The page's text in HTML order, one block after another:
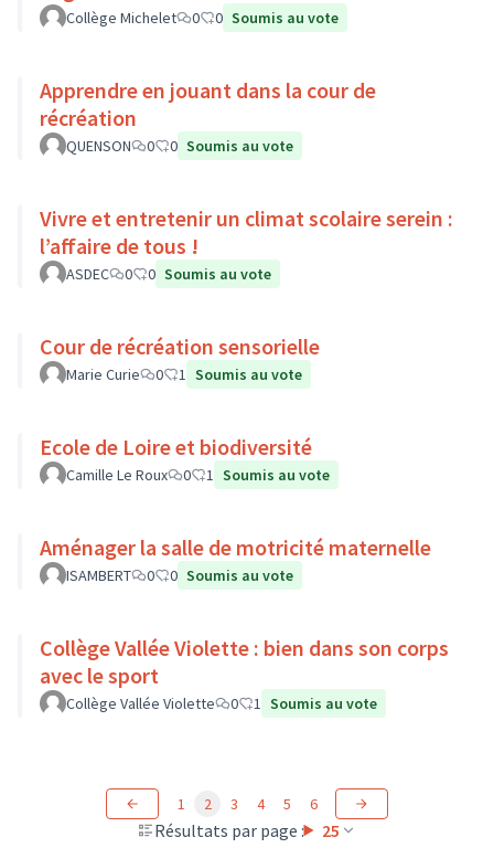
Collège Michelet 0 0 Soumis au vote
Apprendre en jouant dans la cour de
récréation
QUENSON 0 0 Soumis au vote
Vivre et entretenir un climat scolaire serein :
l’affaire de tous !
ASDEC 0 0 Soumis au vote
Cour de récréation sensorielle
Marie Curie 0 1 Soumis au vote
Ecole de Loire et biodiversité
Camille Le Roux 0 1 Soumis au vote
Aménager la salle de motricité maternelle
ISAMBERT 0 0 Soumis au vote
Collège Vallée Violette : bien dans son corps
avec le sport
Collège Vallée Violette 0 1 Soumis au vote
Résultats par page : 25
1 2 3 4 5 6